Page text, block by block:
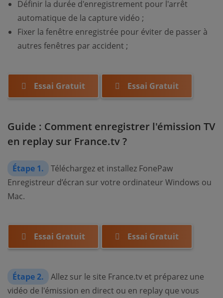
Définir la durée d'enregistrement pour l'arrêt
automatique de la capture vidéo ;
Fixer la fenêtre enregistrée pour éviter de passer à
autres fenêtres par accident ;
Essai Gratuit Essai Gratuit
Guide : Comment enregistrer l'émission TV
en replay sur France.tv ?
Étape 1.
Téléchargez et installez FonePaw
Enregistreur d’écran sur votre ordinateur Windows ou
Mac.
Essai Gratuit Essai Gratuit
Étape 2.
Allez sur le site France.tv et préparez une
vidéo de l'émission en direct ou en replay que vous